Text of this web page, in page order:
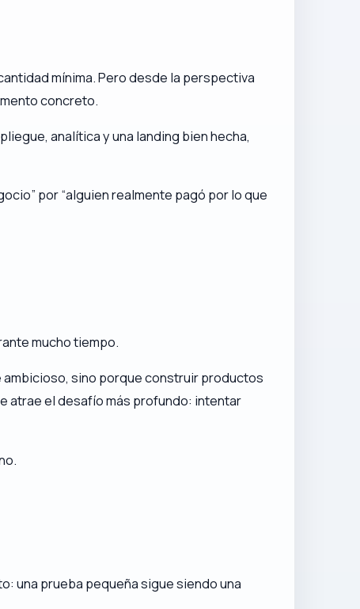
mínima. Pero desde la perspectiva
concreto.
analítica y una landing bien hecha,
por “alguien realmente pagó por lo que
mucho tiempo.
ambicioso, sino porque construir productos
atrae el desafío más profundo: intentar
una prueba pequeña sigue siendo una